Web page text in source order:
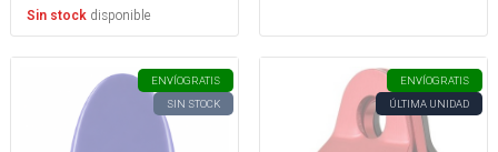
Sin stock disponible
ENVÍOGRATIS
SIN STOCK
ENVÍOGRATIS
ÚLTIMA UNIDAD